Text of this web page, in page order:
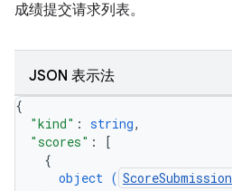
成绩提交请求列表。
JSON 表示法
{
"kind" : string,
"scores" :
[
{
object ( ScoreSubmission